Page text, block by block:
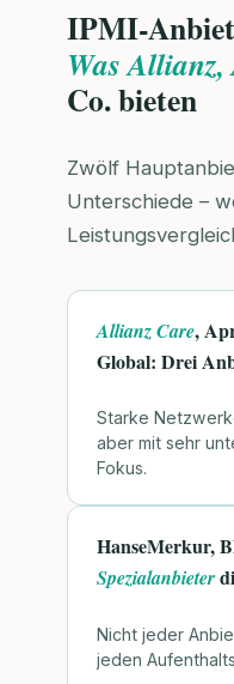
IPMI-
Was
Co. bieten
Zwölf
Unterschiede –
Allianz Care,
Global: Drei
Starke
aber mit sehr
Fokus.
HanseMerkur,
Spezialanbieter
Nicht jeder
jeden